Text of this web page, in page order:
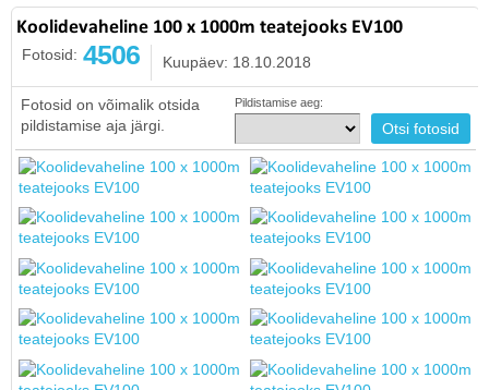
Koolidevaheline 100 x 1000m teatejooks EV100
Fotosid: 4506 Kuupäev: 18.10.2018
Fotosid on võimalik otsida
pildistamise aja järgi.
Pildistamise aeg: